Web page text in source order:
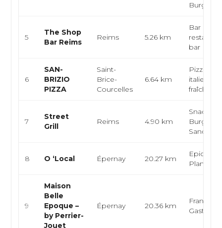
Burger,
5
The Shop
Bar Reims
Reims 5.26 km
Bar à
bar
6
SAN-
BRIZIO
PIZZA
Saint-
Brice-
Courcelles
6.64 km
Pizzeria,
italienne,
fraîches
7
Street
Grill
Reims 4.90 km
Snack,
Burger,
Sandwich
8 O ‘Local Épernay 20.27 km
Epicerie
Planches
9
Maison
Belle
Epoque –
by Perrier-
Jouet
Épernay 20.36 km